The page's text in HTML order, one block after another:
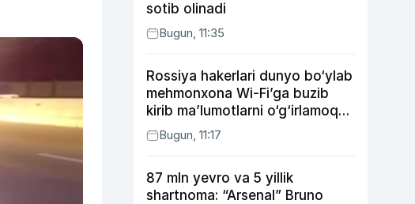
sotib olinadi
Bugun, 11:35
Rossiya hakerlari dunyo bo‘ylab
mehmonxona Wi-Fi’ga buzib
kirib ma’lumotlarni o‘g‘irlamoqda
— Microsoft
Bugun, 11:17
87 mln yevro va 5 yillik
shartnoma: “Arsenal” Bruno